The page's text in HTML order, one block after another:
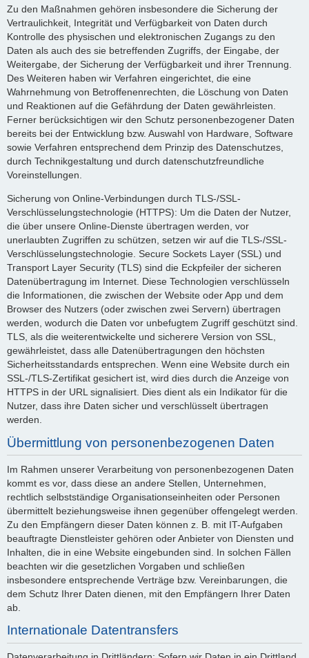
Zu den Maßnahmen gehören insbesondere die Sicherung der
Vertraulichkeit, Integrität und Verfügbarkeit von Daten durch
Kontrolle des physischen und elektronischen Zugangs zu den
Daten als auch des sie betreffenden Zugriffs, der Eingabe, der
Weitergabe, der Sicherung der Verfügbarkeit und ihrer Trennung.
Des Weiteren haben wir Verfahren eingerichtet, die eine
Wahrnehmung von Betroffenenrechten, die Löschung von Daten
und Reaktionen auf die Gefährdung der Daten gewährleisten.
Ferner berücksichtigen wir den Schutz personenbezogener Daten
bereits bei der Entwicklung bzw. Auswahl von Hardware, Software
sowie Verfahren entsprechend dem Prinzip des Datenschutzes,
durch Technikgestaltung und durch datenschutzfreundliche
Voreinstellungen.
Sicherung von Online-Verbindungen durch TLS-/SSL-
Verschlüsselungstechnologie (HTTPS): Um die Daten der Nutzer,
die über unsere Online-Dienste übertragen werden, vor
unerlaubten Zugriffen zu schützen, setzen wir auf die TLS-/SSL-
Verschlüsselungstechnologie. Secure Sockets Layer (SSL) und
Transport Layer Security (TLS) sind die Eckpfeiler der sicheren
Datenübertragung im Internet. Diese Technologien verschlüsseln
die Informationen, die zwischen der Website oder App und dem
Browser des Nutzers (oder zwischen zwei Servern) übertragen
werden, wodurch die Daten vor unbefugtem Zugriff geschützt sind.
TLS, als die weiterentwickelte und sicherere Version von SSL,
gewährleistet, dass alle Datenübertragungen den höchsten
Sicherheitsstandards entsprechen. Wenn eine Website durch ein
SSL-/TLS-Zertifikat gesichert ist, wird dies durch die Anzeige von
HTTPS in der URL signalisiert. Dies dient als ein Indikator für die
Nutzer, dass ihre Daten sicher und verschlüsselt übertragen
werden.
Übermittlung von personenbezogenen Daten
Im Rahmen unserer Verarbeitung von personenbezogenen Daten
kommt es vor, dass diese an andere Stellen, Unternehmen,
rechtlich selbstständige Organisationseinheiten oder Personen
übermittelt beziehungsweise ihnen gegenüber offengelegt werden.
Zu den Empfängern dieser Daten können z. B. mit IT-Aufgaben
beauftragte Dienstleister gehören oder Anbieter von Diensten und
Inhalten, die in eine Website eingebunden sind. In solchen Fällen
beachten wir die gesetzlichen Vorgaben und schließen
insbesondere entsprechende Verträge bzw. Vereinbarungen, die
dem Schutz Ihrer Daten dienen, mit den Empfängern Ihrer Daten
ab.
Internationale Datentransfers